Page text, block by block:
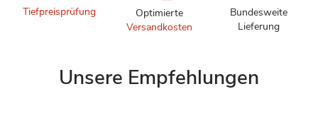
Tiefpreisprüfung
Optimierte
Versandkosten
Bundesweite
Lieferung
Unsere Empfehlungen